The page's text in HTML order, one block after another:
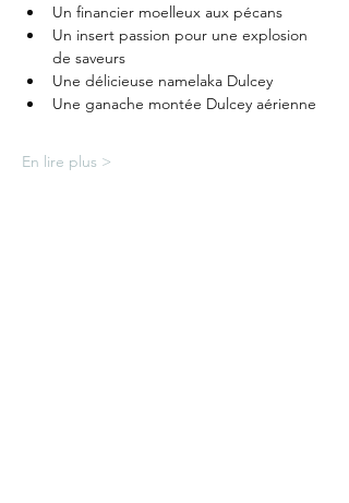
Un financier moelleux aux pécans
Un insert passion pour une explosion
de saveurs
Une délicieuse namelaka Dulcey
Une ganache montée Dulcey aérienne
En lire plus >